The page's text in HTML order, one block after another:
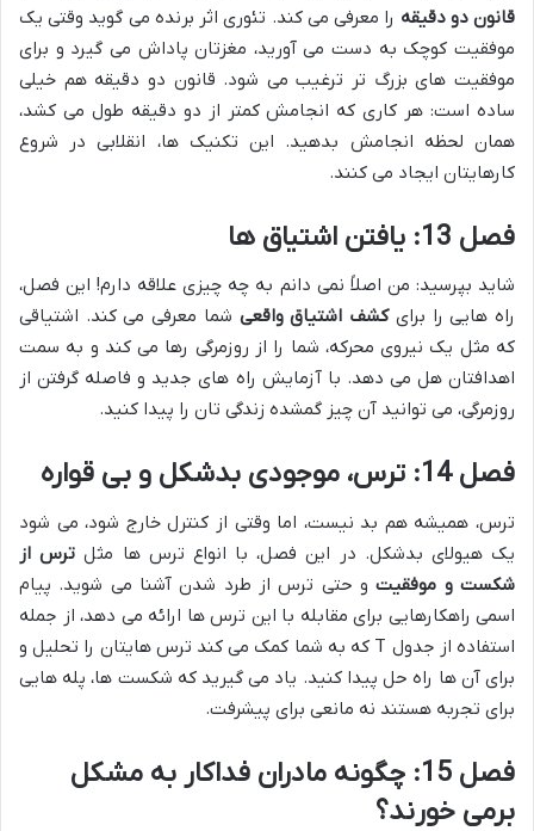
قانون دو دقیقه را معرفی می کند. تئوری اثر برنده می گوید وقتی یک
موفقیت کوچک به دست می آورید، مغزتان پاداش می گیرد و برای
موفقیت های بزرگ تر ترغیب می شود. قانون دو دقیقه هم خیلی
ساده است: هر کاری که انجامش کمتر از دو دقیقه طول می کشد،
همان لحظه انجامش بدهید. این تکنیک ها، انقلابی در شروع
کارهایتان ایجاد می کنند.
فصل 13: یافتن اشتیاق ها
شاید بپرسید: من اصلاً نمی دانم به چه چیزی علاقه دارم! این فصل،
راه هایی را برایکشف اشتیاق واقعی شما معرفی می کند. اشتیاقی
که مثل یک نیروی محرکه، شما را از روزمرگی رها می کند و به سمت
اهدافتان هل می دهد. با آزمایش راه های جدید و فاصله گرفتن از
روزمرگی، می توانید آن چیز گمشده زندگی تان را پیدا کنید.
فصل 14: ترس، موجودی بدشکل و بی قواره
ترس، همیشه هم بد نیست، اما وقتی از کنترل خارج شود، می شود
یک هیولای بدشکل. در این فصل، با انواع ترس ها مثل ترس از
شکست و موفقیتو حتی ترس از طرد شدن آشنا می شوید. پیام
اسمی راهکارهایی برای مقابله با این ترس ها ارائه می دهد، از جمله
استفاده از جدول T که به شما کمک می کند ترس هایتان را تحلیل و
برای آن ها راه حل پیدا کنید. یاد می گیرید که شکست ها، پله هایی
برای تجربه هستند نه مانعی برای پیشرفت.
فصل 15: چگونه مادران فداکار به مشکل
برمی خورند؟